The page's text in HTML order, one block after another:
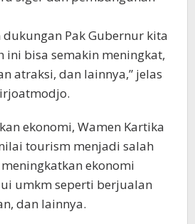
dukungan Pak Gubernur kita
ini bisa semakin meningkat,
atraksi, dan lainnya,” jelas
ekonomi, Wamen Kartika
tourism menjadi salah
ekonomi
umkm seperti berjualan
dan lainnya.